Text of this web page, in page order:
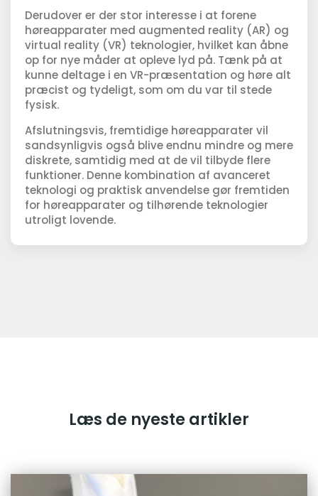
Derudover er der stor interesse i at forene
høreapparater med augmented reality (AR) og
virtual reality (VR) teknologier, hvilket kan åbne
op for nye måder at opleve lyd på. Tænk på at
kunne deltage i en VR-præsentation og høre alt
præcist og tydeligt, som om du var til stede
fysisk.
Afslutningsvis, fremtidige høreapparater vil
sandsynligvis også blive endnu mindre og mere
diskrete, samtidig med at de vil tilbyde flere
funktioner. Denne kombination af avanceret
teknologi og praktisk anvendelse gør fremtiden
for høreapparater og tilhørende teknologier
utroligt lovende.
Læs de nyeste artikler